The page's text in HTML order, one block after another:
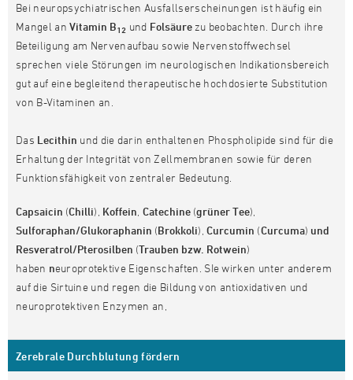
Bei neuropsychiatrischen Ausfallserscheinungen ist häufig ein
Mangel anVitamin B12 und Folsäure zu beobachten. Durch ihre
Beteiligung am Nervenaufbau sowie Nervenstoffwechsel
sprechen viele Störungen im neurologischen Indikationsbereich
gut auf eine begleitend therapeutische hochdosierte Substitution
von B-Vitaminen an.
Das Lecithin und die darin enthaltenen Phospholipide sind für die
Erhaltung der Integrität von Zellmembranen sowie für deren
Funktionsfähigkeit von zentraler Bedeutung.
Capsaicin (Chilli), Koffein Catechine (grüner Tee),
Sulforaphan/Glukoraphanin (Brokkoli),Curcumin (Curcuma) und
Resveratrol/Pterosilben (Trauben bzw. Rotwein)
haben neuroprotektive Eigenschaften. SIe wirken unter anderem
auf die Sirtuine und regen die Bildung von antioxidativen und
neuroprotektiven Enzymen an,
Zerebrale Durchblutung fördern